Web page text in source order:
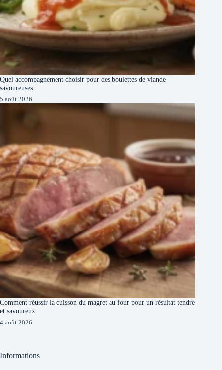
Quel accompagnement choisir pour des boulettes de viande
savoureuses
5 août 2026
Comment réussir la cuisson du magret au four pour un résultat tendre
et savoureux
4 août 2026
Informations